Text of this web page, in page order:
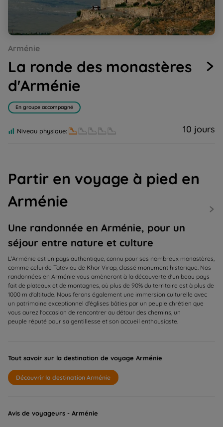
toto
2
to
3
to
4
to
5 6 7 8 9 10
Arménie
La ronde des monastères
d'Arménie
En groupe accompagné
Niveau physique: 10 jours
Partir en voyage à pied en
Arménie
Une randonnée en Arménie, pour un
séjour entre nature et culture
L'Arménie est un pays authentique, connu pour ses nombreux monastères,
comme celui de Tatev ou de Khor Virap, classé monument historique. Nos
randonnées en Arménie vous amèneront à la découverte d'un beau pays
fait de plateaux et de montagnes, où plus de 90% du territoire est à plus de
1000 m d'altitude. Nous ferons également une immersion culturelle avec
un patrimoine exceptionnel d'églises bâties par un peuple chrétien que
vous aurez l'occasion de rencontrer au détour des chemins, un
peuple réputé pour sa gentillesse et son accueil enthousiaste.
Tout savoir sur la destination de voyage Arménie
Découvrir la destination Arménie
Avis de voyageurs - Arménie